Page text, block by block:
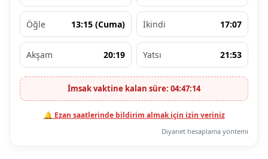
Öğle 13:15 (Cuma) İkindi 17:07
Akşam 20:19 Yatsı 21:53
İmsak vaktine kalan süre: 04:47:14
🔔 Ezan saatlerinde bildirim almak için izin veriniz
Diyanet hesaplama yöntemi